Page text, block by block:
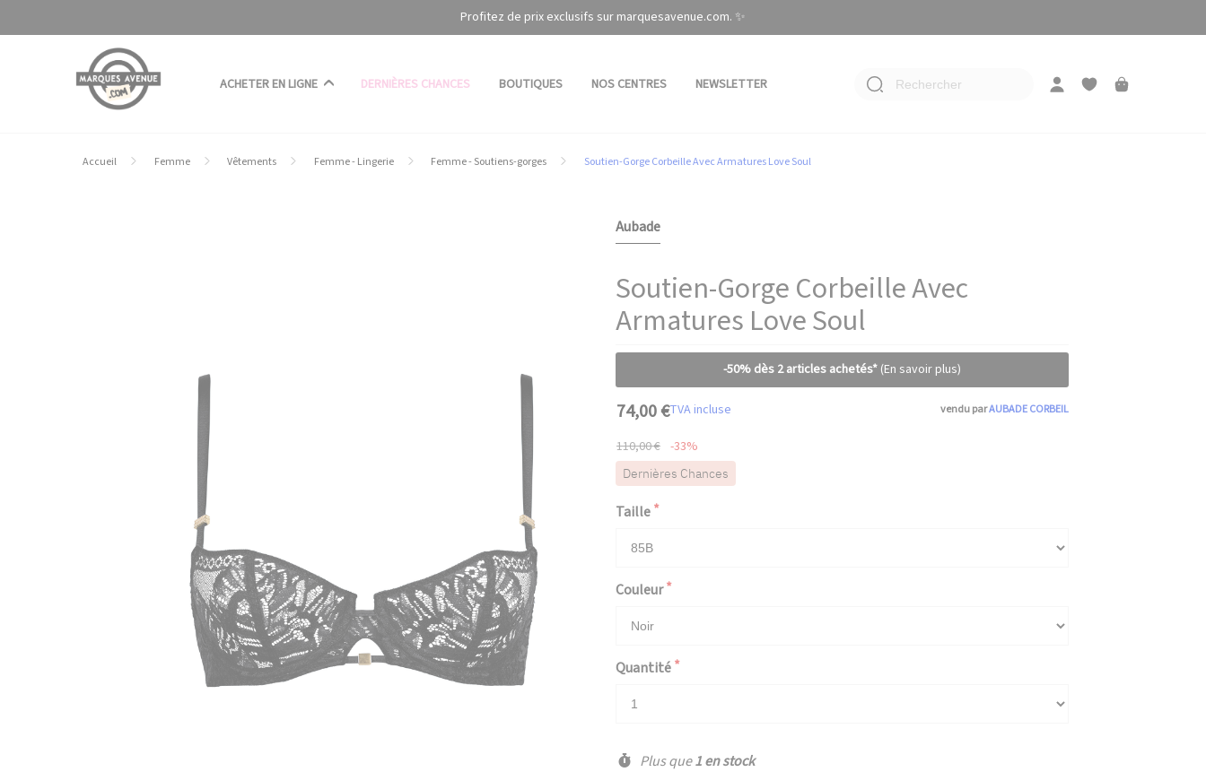
Profitez de prix exclusifs sur marquesavenue.com. ✨
ACHETER EN LIGNE DERNIÈRES CHANCES BOUTIQUES NOS CENTRES NEWSLETTER Rechercher
Accueil Femme Vêtements Femme - Lingerie Femme - Soutiens-gorges Soutien-Gorge Corbeille Avec Armatures Love Soul
Aubade
Soutien-Gorge Corbeille Avec
Armatures Love Soul
-50% dès 2 articles achetés* (En savoir plus)
vendu parAUBADE CORBEIL
74,00 €TVA incluse
110,00 € -33%
Dernières Chances
Taille
Couleur
Quantité
Plus que1 en stock